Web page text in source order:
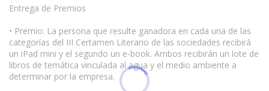
Entrega de Premios
• Premio: La persona que resulte ganadora en cada una de las
categorías del III Certamen Literario de las sociedades recibirá
un iPad mini y el segundo un e-book. Ambos recibirán un lote de
libros de temática vinculada al agua y el medio ambiente a
determinar por la empresa.